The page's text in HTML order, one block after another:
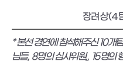
장려상(4
* 본선 경연에 참석해주신 10개
님들, 8명의 심사위원,, 15명의